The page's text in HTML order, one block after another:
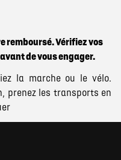
remboursé. Vérifiez vos
de vous engager.
la marche ou le vélo.
prenez les transports en